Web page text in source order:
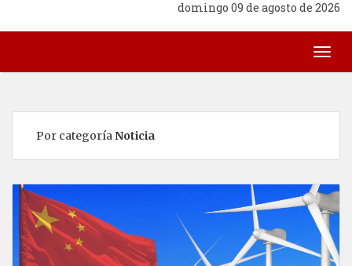
domingo 09 de agosto de 2026
Por categoríaNoticia